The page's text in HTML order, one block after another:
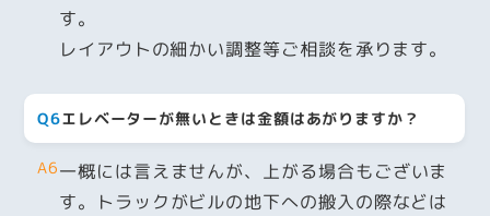
す。
レイアウトの細かい調整等ご相談を承ります。
Q6エレベーターが無いときは金額はあがりますか？
A6一概には言えませんが、上がる場合もございま
す。トラックがビルの地下への搬入の際などは